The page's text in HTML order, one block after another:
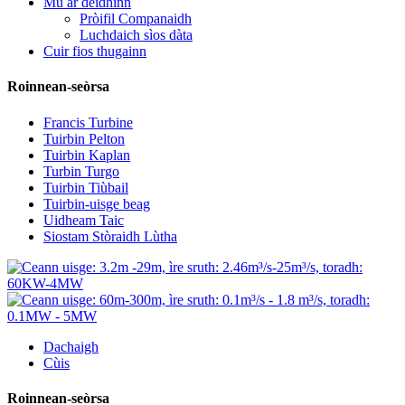
Pròifil Companaidh
Luchdaich sìos dàta
Cuir fios thugainn
Roinnean-seòrsa
Francis Turbine
Tuirbin Pelton
Tuirbin Kaplan
Turbin Turgo
Tuirbin Tiùbail
Tuirbin-uisge beag
Uidheam Taic
Siostam Stòraidh Lùtha
Dachaigh
Cùis
Roinnean-seòrsa